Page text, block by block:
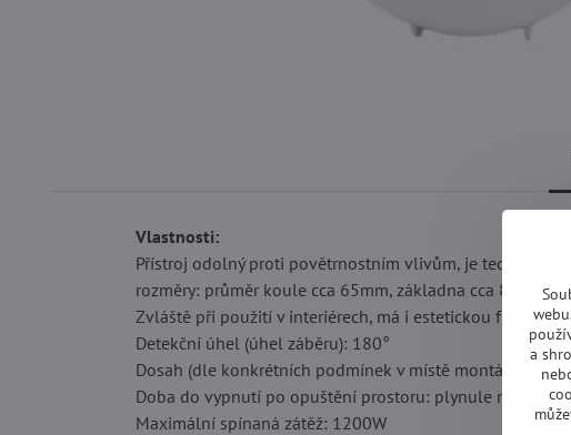
Vlastnosti:
Přístroj odolný proti povětrnostním vlivům, je tedy
rozměry: průměr koule cca 65mm, základna cca 82 x 66
Zvláště při použití v interiérech, má i estetickou funkci.
Detekční úhel (úhel záběru): 180°
Dosah (dle konkrétních podmínek v místě montáže): až
Doba do vypnutí po opuštění prostoru: plynule
Maximální spínaná zátěž: 1200W
a